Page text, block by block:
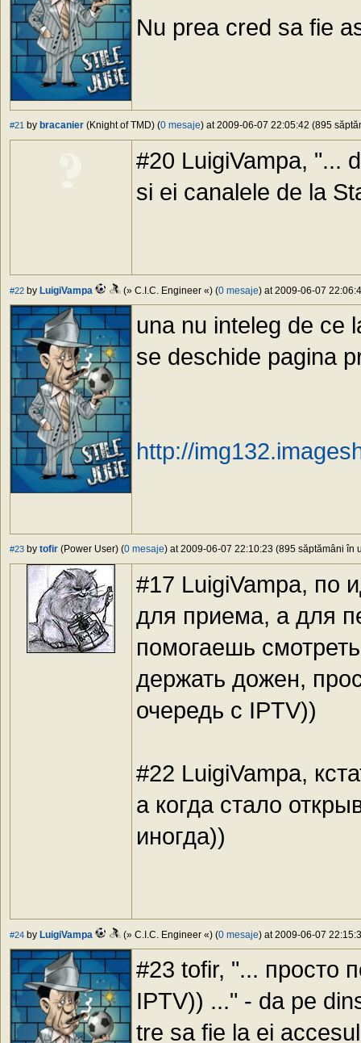
Nu prea cred sa fie
#21 by bracanier (Knight of TMD) (0 mesaje) at 2009-06-07 22:05:42 (895
#20 LuigiVampa, "...
si ei canalele de la
#22 by LuigiVampa (» C.I.C. Engineer «) (0 mesaje) at 2009-06-07
una nu inteleg de ce
se deschide pagina
http://
#23 by tofir (Power User) (0 mesaje) at 2009-06-07 22:10:23 (895 săptămâni în
#17 LuigiVampa, по
для приема, а для
помогаешь
держать дожен,
очередь с IPTV))
#22 LuigiVampa,
а когда стало
иногда))
#24 by LuigiVampa (» C.I.C. Engineer «) (0 mesaje) at 2009-06-07
#23 tofir, "... просто
IPTV)) ..." - da pe
tre sa fie la ei